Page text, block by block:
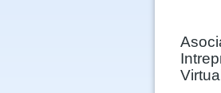
Virtual